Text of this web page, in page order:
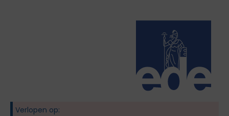
Verlopen op: